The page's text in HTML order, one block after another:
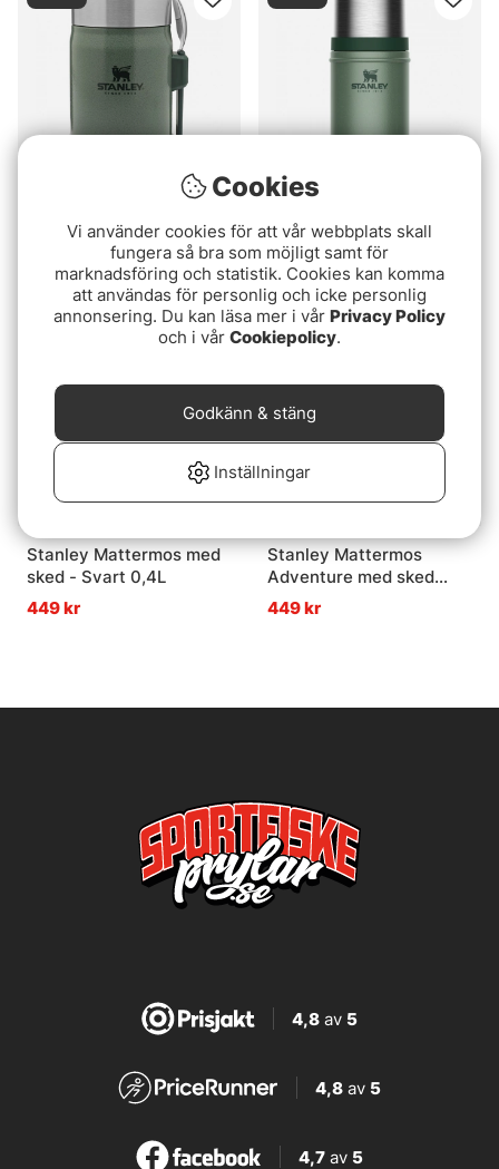
Stanley The Legendary
Food Jar + Spork 400ml -
Hammertone Green
499 kr
Stanley The Legendary
Classic Food Jar 700ml -
Hammertone Green
599 kr
Slutsåld
Stanley Mattermos med
sked - Svart 0,4L
449 kr
Slutsåld
Stanley Mattermos
Adventure med sked
Rostfritt stål 0,53L
449 kr
4,8av 5
4,8 av 5
4,7 av 5
Cookies
Vi använder cookies för att vår webbplats skall
fungera så bra som möjligt samt för
marknadsföring och statistik. Cookies kan komma
att användas för personlig och icke personlig
annonsering. Du kan läsa mer i vår Privacy Policy
och i vår Cookiepolicy.
Inställningar
Godkänn & stäng